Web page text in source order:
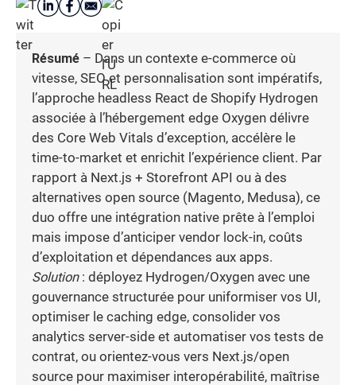
Résumé – Dans un contexte e-commerce où
vitesse, SEO et personnalisation sont impératifs,
l’approche headless React de Shopify Hydrogen
associée à l’hébergement edge Oxygen délivre
des Core Web Vitals d’exception, accélère le
time-to-market et enrichit l’expérience client. Par
rapport à Next.js + Storefront API ou à des
alternatives open source (Magento, Medusa), ce
duo offre une intégration native prête à l’emploi
mais impose d’anticiper vendor lock-in, coûts
d’exploitation et dépendances aux apps.
Solution: déployez Hydrogen/Oxygen avec une
gouvernance structurée pour uniformiser vos UI,
optimiser le caching edge, consolider vos
analytics server-side et automatiser vos tests de
contrat, ou orientez-vous vers Next.js/open
source pour maximiser interopérabilité, maîtrise